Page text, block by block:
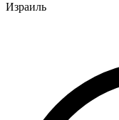
Израиль